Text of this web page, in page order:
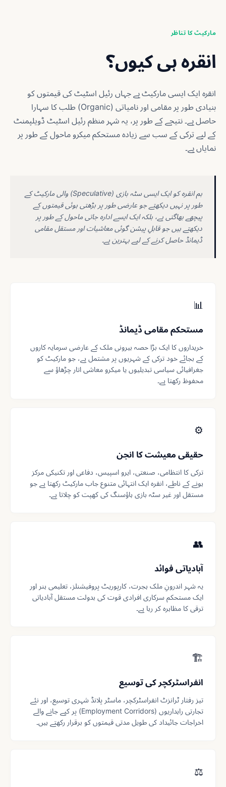
مارکیٹ کا تناظر
انقرہ ہی کیوں؟
انقرہ ایک ایسی مارکیٹ ہے جہاں رئیل اسٹیٹ کی قیمتوں کو
بنیادی طور پر مقامی اور نامیاتی (Organic) طلب کا سہارا
حاصل ہے۔ نتیجے کے طور پر، یہ شہر منظم رئیل اسٹیٹ ڈویلپمنٹ
کے لیے ترکی کے سب سے زیادہ مستحکم میکرو ماحول کے طور پر
نمایاں ہے۔
ہم انقرہ کو ایک ایسی سٹہ بازی (Speculative) والی مارکیٹ کے
طور پر نہیں دیکھتے جو عارضی طور پر بڑھتی ہوئی قیمتوں کے
پیچھے بھاگتی ہے، بلکہ ایک ایسے ادارہ جاتی ماحول کے طور پر
دیکھتے ہیں جو قابلِ پیشن گوئی معاشیات اور مستقل مقامی
ڈیمانڈ حاصل کرنے کے لیے بہترین ہے۔
📊
مستحکم مقامی ڈیمانڈ
خریداروں کا ایک بڑا حصہ بیرونی ملک کے عارضی سرمایہ کاروں
کے بجائے خود ترکی کے شہریوں پر مشتمل ہے، جو مارکیٹ کو
جغرافیائی سیاسی تبدیلیوں یا میکرو معاشی اتار چڑھاؤ سے
محفوظ رکھتا ہے۔
⚙️
حقیقی معیشت کا انجن
ترکی کا انتظامی، صنعتی، ایرو اسپیس، دفاعی اور تکنیکی مرکز
ہونے کے ناطے، انقرہ ایک انتہائی متنوع جاب مارکیٹ رکھتا ہے جو
مستقل اور غیر سٹہ بازی ہاؤسنگ کی کھپت کو چلاتا ہے۔
👥
آبادیاتی فوائد
یہ شہر اندرونِ ملک ہجرت، کارپوریٹ پروفیشنلز، تعلیمی ہنر اور
ایک مستحکم سرکاری افرادی قوت کی بدولت مستقل آبادیاتی
ترقی کا مظاہرہ کر رہا ہے۔
🏗️
انفراسٹرکچر کی توسیع
تیز رفتار ٹرانزٹ انفراسٹرکچر، ماسٹر پلانڈ شہری توسیع، اور نئے
تجارتی راہداریوں (Employment Corridors) پر کیے جانے والے
اخراجات جائیداد کی طویل مدتی قیمتوں کو برقرار رکھتے ہیں۔
⚖️